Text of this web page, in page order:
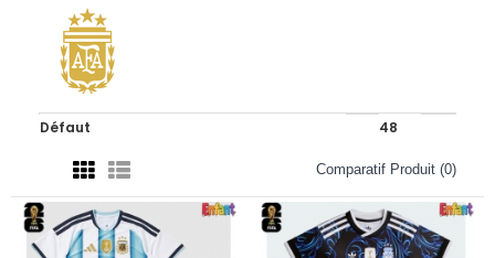
Comparatif Produit (0)